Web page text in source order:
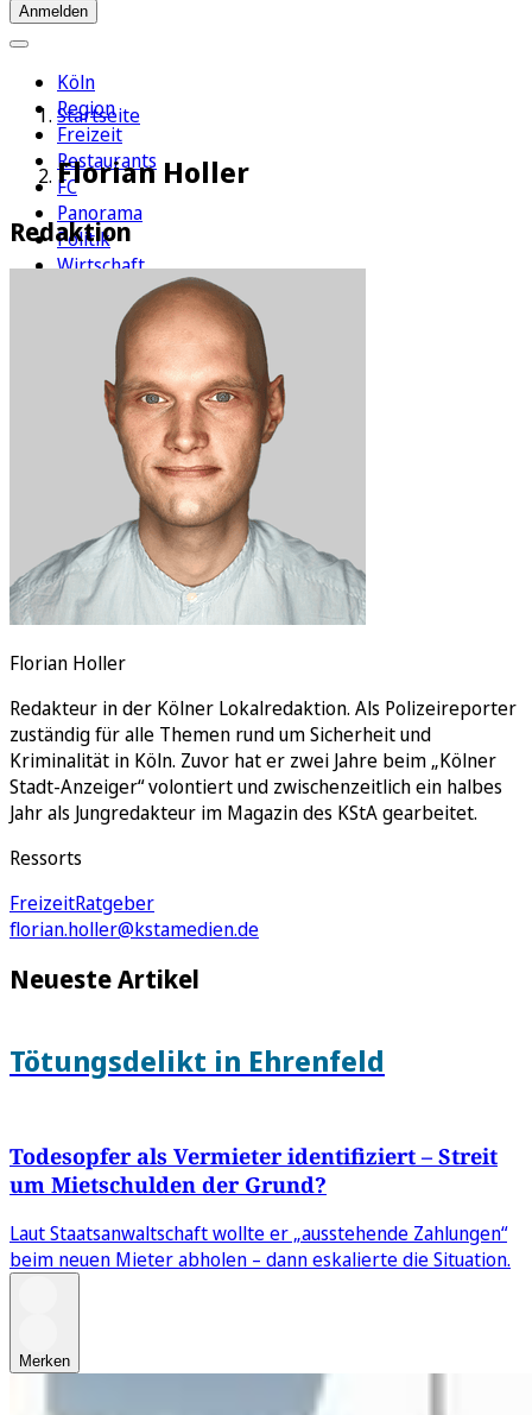
Anmelden
Köln
Region
Freizeit
Restaurants
FC
Panorama
Politik
Wirtschaft
Newsletter
E-Paper
Startseite
Florian Holler
Redaktion
Florian Holler
Redakteur in der Kölner Lokalredaktion. Als Polizeireporter
zuständig für alle Themen rund um Sicherheit und
Kriminalität in Köln. Zuvor hat er zwei Jahre beim „Kölner
Stadt-Anzeiger“ volontiert und zwischenzeitlich ein halbes
Jahr als Jungredakteur im Magazin des KStA gearbeitet.
Ressorts
FreizeitRatgeber
florian.holler@kstamedien.de
Neueste Artikel
Tötungsdelikt in Ehrenfeld
Todesopfer als Vermieter identifiziert – Streit
um Mietschulden der Grund?
Laut Staatsanwaltschaft wollte er „ausstehende Zahlungen“
beim neuen Mieter abholen – dann eskalierte die Situation.
Merken